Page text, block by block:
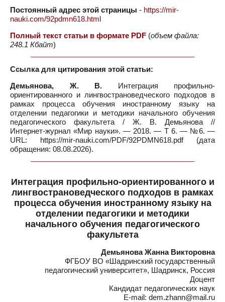
Постоянный адрес этой страницы - https://mir-
nauki.com/92pdmn618.html
Полный текст статьи в формате PDF (объем файла:
248.1 Кбайт)
Ссылка для цитирования этой статьи:
Демьянова, Ж. В. Интеграция профильно-
ориентированного и лингвострановедческого подходов в
рамках процесса обучения иностранному языку на
отделении педагогики и методики начального обучения
педагогического факультета / Ж. В. Демьянова //
Интернет-журнал «Мир науки». — 2018. — Т 6. — №6. —
URL: https://mir-nauki.com/PDF/92PDMN618.pdf (дата
обращения: 08.08.2026).
Интеграция профильно-ориентированного и
лингвострановедческого подходов в рамках
процесса обучения иностранному языку на
отделении педагогики и методики
начального обучения педагогического
факультета
Демьянова Жанна Викторовна
ФГБОУ ВО «Шадринский государственный
педагогический университет», Шадринск, Россия
Доцент
Кандидат педагогических наук
E-mail: dem.zhann@mail.ru